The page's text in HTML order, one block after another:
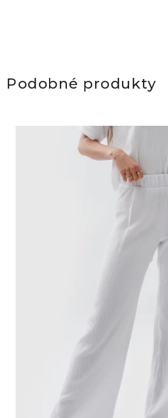
Podobné produkty